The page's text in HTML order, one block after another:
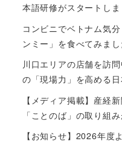
本語研修がスタートしま
コンビニでベトナム気
ンミー」を食べてみまし
川口エリアの店舗を訪
の「現場力」を高める
【メディア掲載】産経
「ことのば」の取り組
【お知らせ】2026年度